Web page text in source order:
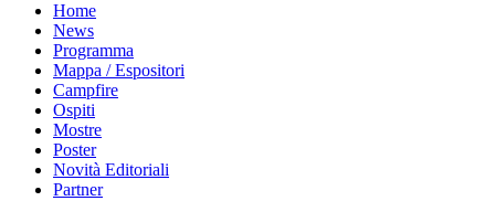
Home
News
Programma
Mappa / Espositori
Campfire
Ospiti
Mostre
Poster
Novità Editoriali
Partner